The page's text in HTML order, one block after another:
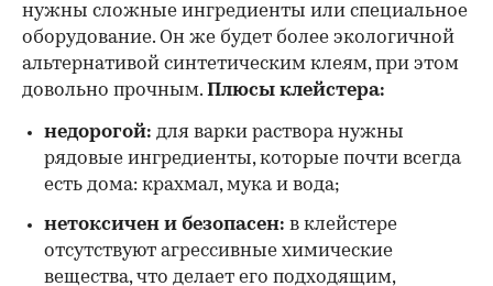
нужны сложные ингредиенты или специальное
оборудование. Он же будет более экологичной
альтернативой синтетическим клеям, при этом
довольно прочным. Плюсы клейстера:
недорогой: для варки раствора нужны
рядовые ингредиенты, которые почти всегда
есть дома: крахмал, мука и вода;
нетоксичен и безопасен: в клейстере
отсутствуют агрессивные химические
вещества, что делает его подходящим,